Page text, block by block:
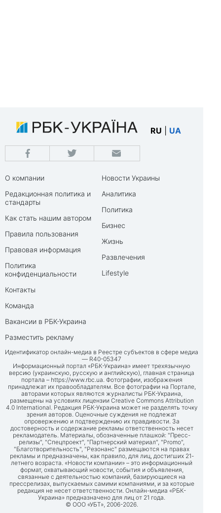
RU UA
О компании
Редакционная политика и
стандарты
Как стать нашим автором
Правила пользования
Правовая информация
Политика
конфиденциальности
Контакты
Команда
Вакансии в РБК-Украина
Разместить рекламу
Новости Украины
Аналитика
Политика
Бизнес
Жизнь
Развлечения
Lifestyle
Идентификатор онлайн-медиа в Реестре субъектов в сфере медиа
— R40-05347
Информационный портал «РБК-Украина» имеет трехязычную
версию (украинскую, русскую и английскую), главная страница
портала – https://www.rbc.ua. Фотографии, изображения
принадлежат их правообладателям. Все фотографии на Портале,
авторами которых являются журналисты РБК-Украина,
размещены на условиях лицензии Creative Commons Attribution
4.0 International. Редакция РБК-Украина может не разделять точку
зрения авторов. Оценочные суждения не подлежат
опровержению и подтверждению их правдивости. За
достоверность и содержание рекламы ответственность несет
рекламодатель. Материалы, обозначенные плашкой: "Пресс-
релизы", "Спецпроект", "Партнерский материал", "Promo",
"Благотворительность", "Резонанс" размещаются на правах
рекламы и предназначены, как правило, для лиц, достигших 21-
летнего возраста. «Новости компании» – это информационный
формат, охватывающий новости, события и объявления,
связанные с деятельностью компаний, базирующиеся на
прессрелизах, выпускаемых самими компаниями, и за которые
редакция не несет ответственности. Онлайн-медиа «РБК-
Украина» предназначено для лиц от 21 года.
© ООО «УБТ», 2006-2026.